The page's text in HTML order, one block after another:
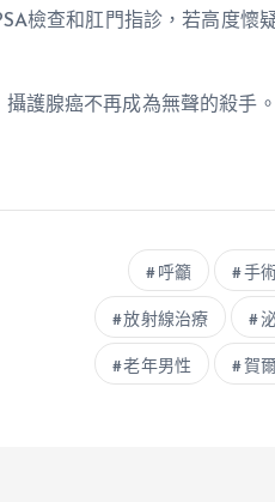
檢查和肛門指診，若高度懷
護腺癌不再成為無聲的殺手。
呼籲 手
放射線治療
老年男性 賀